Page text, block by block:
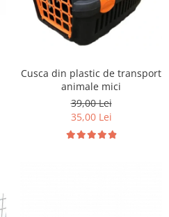
Cusca din plastic de transport
animale mici
39,00 Lei
35,00 Lei